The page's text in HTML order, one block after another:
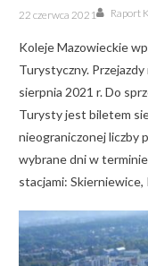
Posted
on
22 czerwca 2021 Author
Raport
Koleje Mazowieckie
Turystyczny.
sierpnia 2021 r. Do
Turysty jest biletem
nieograniczonej liczby
wybrane dni w
stacjami: